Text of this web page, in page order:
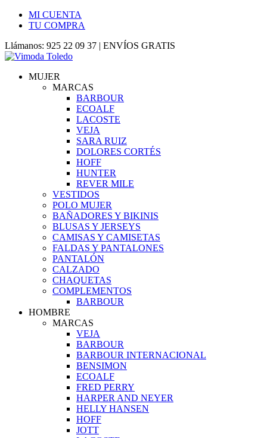
MI CUENTA
TU COMPRA
Llámanos: 925 22 09 37 | ENVÍOS GRATIS
MUJER
MARCAS
BARBOUR
ECOALF
LACOSTE
VEJA
SARA RUIZ
DOLORES CORTÉS
HOFF
HUNTER
REVER MILE
VESTIDOS
POLO MUJER
BAÑADORES Y BIKINIS
BLUSAS Y JERSEYS
CAMISAS Y CAMISETAS
FALDAS Y PANTALONES
PANTALÓN
CALZADO
CHAQUETAS
COMPLEMENTOS
BARBOUR
HOMBRE
MARCAS
VEJA
BARBOUR
BARBOUR INTERNACIONAL
BENSIMON
ECOALF
FRED PERRY
HARPER AND NEYER
HELLY HANSEN
HOFF
JOTT